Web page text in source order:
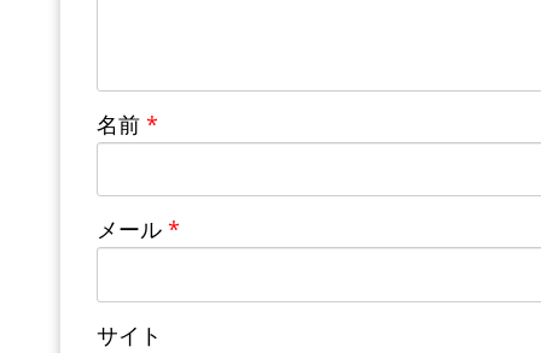
名前 *
メール *
サイト